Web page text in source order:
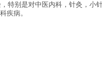
别是对中医内科，针灸，小
疾病。